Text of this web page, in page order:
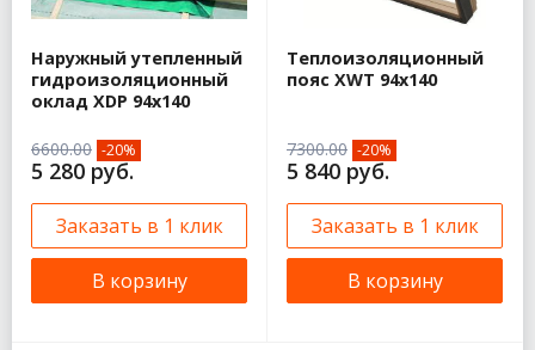
Наружный утепленный
гидроизоляционный
оклад XDP 94х140
6600.00 -20%
5 280 руб.
Заказать в 1 клик
В корзину
Теплоизоляционный
пояс XWT 94х140
7300.00 -20%
5 840 руб.
Заказать в 1 клик
В корзину